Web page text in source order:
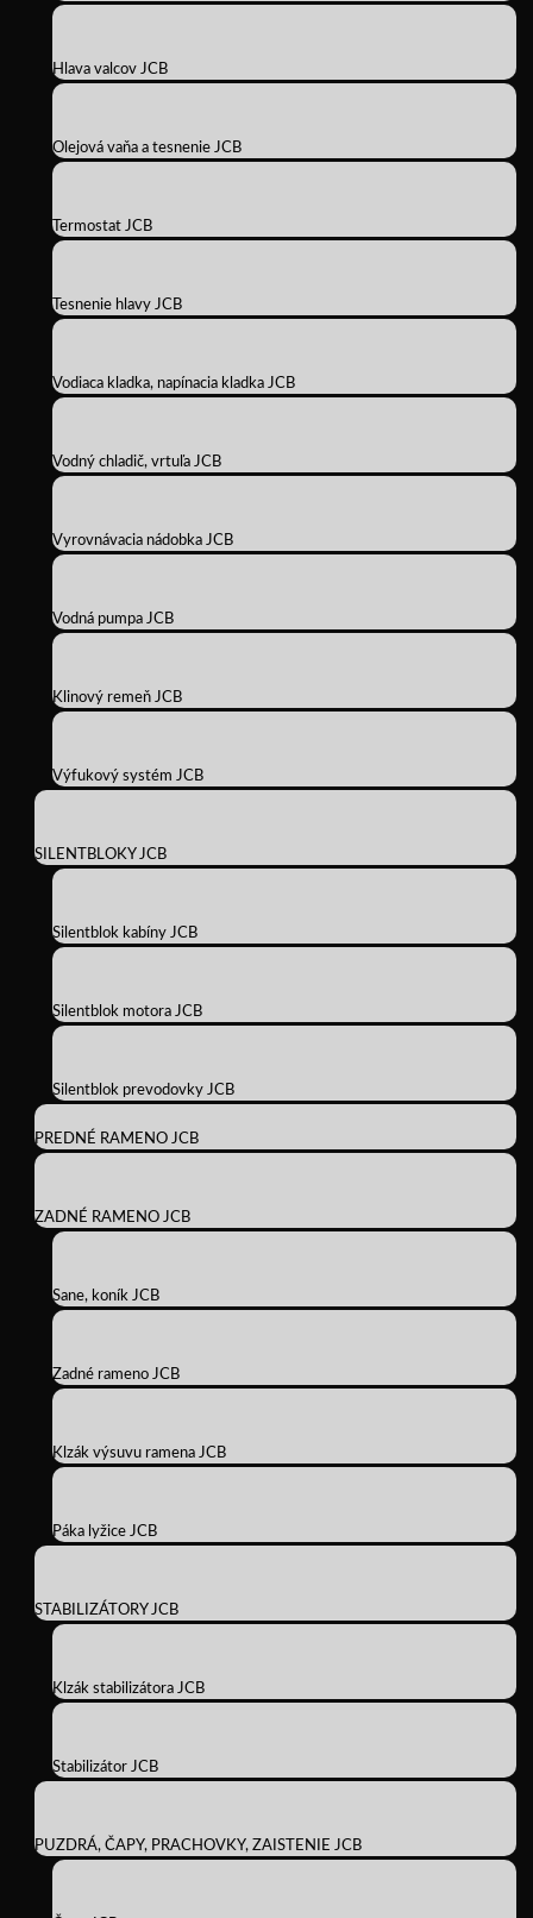
Hlava valcov JCB
Olejová vaňa a tesnenie JCB
Termostat JCB
Tesnenie hlavy JCB
Vodiaca kladka, napínacia kladka JCB
Vodný chladič, vrtuľa JCB
Vyrovnávacia nádobka JCB
Vodná pumpa JCB
Klinový remeň JCB
Výfukový systém JCB
SILENTBLOKY JCB
Silentblok kabíny JCB
Silentblok motora JCB
Silentblok prevodovky JCB
PREDNÉ RAMENO JCB
ZADNÉ RAMENO JCB
Sane, koník JCB
Zadné rameno JCB
Klzák výsuvu ramena JCB
Páka lyžice JCB
STABILIZÁTORY JCB
Klzák stabilizátora JCB
Stabilizátor JCB
PUZDRÁ, ČAPY, PRACHOVKY, ZAISTENIE JCB